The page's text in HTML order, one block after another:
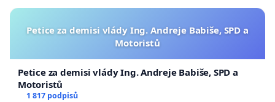
Petice za demisi vlády Ing. Andreje Babiše, SPD a
Motoristů
Petice za demisi vlády Ing. Andreje Babiše, SPD a
Motoristů
1 817 podpisů